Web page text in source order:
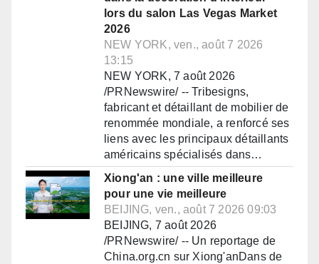
lors du salon Las Vegas Market
2026
NEW YORK, ven., août 7 2026
13:15
NEW YORK, 7 août 2026
/PRNewswire/ -- Tribesigns,
fabricant et détaillant de mobilier de
renommée mondiale, a renforcé ses
liens avec les principaux détaillants
américains spécialisés dans…
Xiong'an : une ville meilleure
pour une vie meilleure
BEIJING, ven., août 7 2026 09:03
BEIJING, 7 août 2026
/PRNewswire/ -- Un reportage de
China.org.cn sur Xiong'anDans de